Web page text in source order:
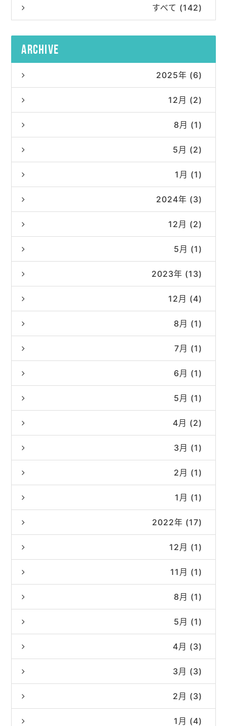
すべて (142)
archive
2025年 (6)
12月 (2)
8月 (1)
5月 (2)
1月 (1)
2024年 (3)
12月 (2)
5月 (1)
2023年 (13)
12月 (4)
8月 (1)
7月 (1)
6月 (1)
5月 (1)
4月 (2)
3月 (1)
2月 (1)
1月 (1)
2022年 (17)
12月 (1)
11月 (1)
8月 (1)
5月 (1)
4月 (3)
3月 (3)
2月 (3)
1月 (4)